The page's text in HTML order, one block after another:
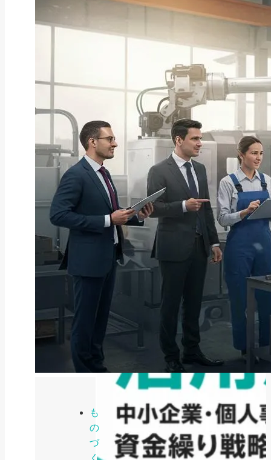
も
の
づ
く
ファクタリング
ファクタリングとは？仕組み・メ
リット・注意点と...
2026年8月6日